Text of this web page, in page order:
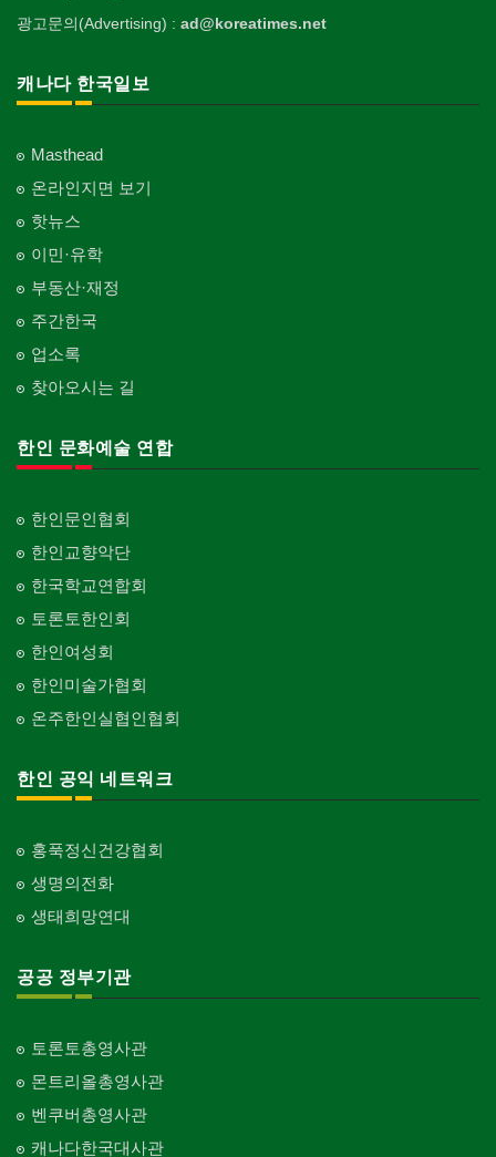
광고문의(Advertising) : ad@koreatimes.net
캐나다 한국일보
Masthead
온라인지면 보기
핫뉴스
이민·유학
부동산·재정
주간한국
업소록
찾아오시는 길
한인 문화예술 연합
한인문인협회
한인교향악단
한국학교연합회
토론토한인회
한인여성회
한인미술가협회
온주한인실협인협회
한인 공익 네트워크
홍푹정신건강협회
생명의전화
생태희망연대
공공 정부기관
토론토총영사관
몬트리올총영사관
벤쿠버총영사관
캐나다한국대사관